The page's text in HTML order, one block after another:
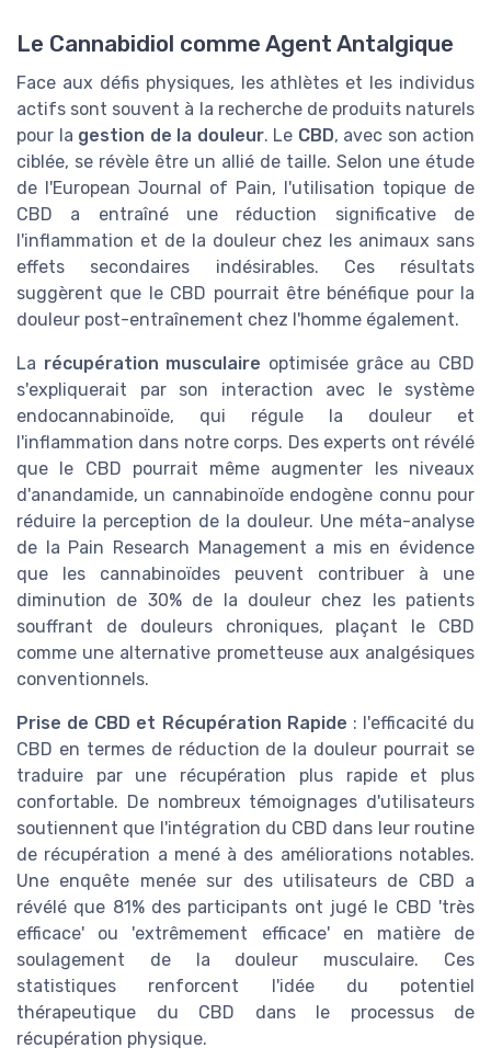
Le Cannabidiol comme Agent Antalgique
Face aux défis physiques, les athlètes et les individus
actifs sont souvent à la recherche de produits naturels
pour la gestion de la douleur. Le CBD, avec son action
ciblée, se révèle être un allié de taille. Selon une étude
de l'European Journal of Pain, l'utilisation topique de
CBD a entraîné une réduction significative de
l'inflammation et de la douleur chez les animaux sans
effets secondaires indésirables. Ces résultats
suggèrent que le CBD pourrait être bénéfique pour la
douleur post-entraînement chez l'homme également.
La récupération musculaire optimisée grâce au CBD
s'expliquerait par son interaction avec le système
endocannabinoïde, qui régule la douleur et
l'inflammation dans notre corps. Des experts ont révélé
que le CBD pourrait même augmenter les niveaux
d'anandamide, un cannabinoïde endogène connu pour
réduire la perception de la douleur. Une méta-analyse
de la Pain Research Management a mis en évidence
que les cannabinoïdes peuvent contribuer à une
diminution de 30% de la douleur chez les patients
souffrant de douleurs chroniques, plaçant le CBD
comme une alternative prometteuse aux analgésiques
conventionnels.
Prise de CBD et Récupération Rapide : l'efficacité du
CBD en termes de réduction de la douleur pourrait se
traduire par une récupération plus rapide et plus
confortable. De nombreux témoignages d'utilisateurs
soutiennent que l'intégration du CBD dans leur routine
de récupération a mené à des améliorations notables.
Une enquête menée sur des utilisateurs de CBD a
révélé que 81% des participants ont jugé le CBD 'très
efficace' ou 'extrêmement efficace' en matière de
soulagement de la douleur musculaire. Ces
statistiques renforcent l'idée du potentiel
thérapeutique du CBD dans le processus de
récupération physique.